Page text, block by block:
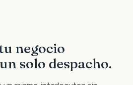
negocio
solo despacho.